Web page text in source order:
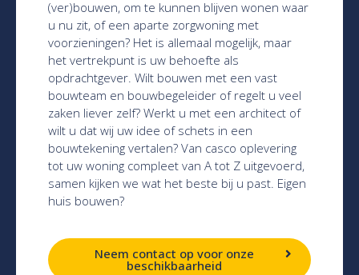
(ver)bouwen, om te kunnen blijven wonen waar
u nu zit, of een aparte zorgwoning met
voorzieningen? Het is allemaal mogelijk, maar
het vertrekpunt is uw behoefte als
opdrachtgever. Wilt bouwen met een vast
bouwteam en bouwbegeleider of regelt u veel
zaken liever zelf? Werkt u met een architect of
wilt u dat wij uw idee of schets in een
bouwtekening vertalen? Van casco oplevering
tot uw woning compleet van A tot Z uitgevoerd,
samen kijken we wat het beste bij u past. Eigen
huis bouwen?
Neem contact op voor onze
beschikbaarheid